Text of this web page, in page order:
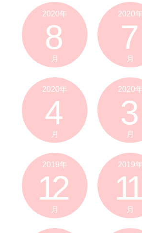
2020年
8
月
2020
7
月
2020年
4
月
2020
3
月
2019年
12
月
2019
11
月